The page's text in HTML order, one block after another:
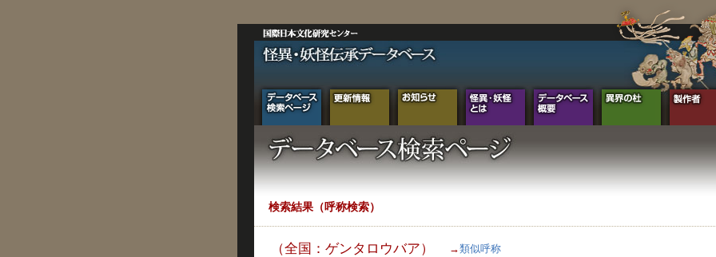
検索結果（呼称検索）
（全国：ゲンタロウバア） →類似呼称